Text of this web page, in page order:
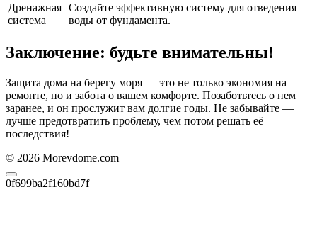
Дренажная
система
Создайте эффективную систему для отведения
воды от фундамента.
Заключение: будьте внимательны!
Защита дома на берегу моря — это не только экономия на
ремонте, но и забота о вашем комфорте. Позаботьтесь о нем
заранее, и он прослужит вам долгие годы. Не забывайте —
лучше предотвратить проблему, чем потом решать её
последствия!
© 2026 Morevdome.com
0f699ba2f160bd7f